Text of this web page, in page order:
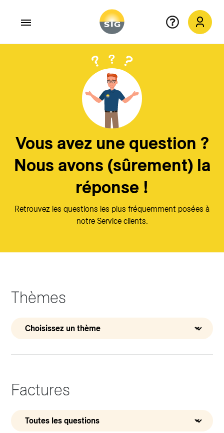
Quitter
X
Vous avez une question ?
Nous avons (sûrement) la
réponse !
Retrouvez les questions les plus fréquemment posées à
notre Service clients.
Thèmes
Factures